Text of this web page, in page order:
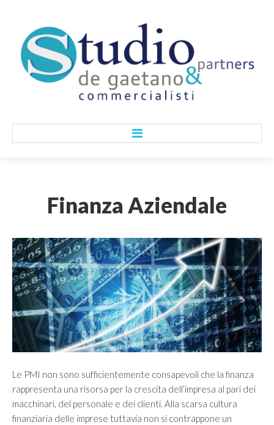
CHI SIAMO
Lo Studio
I Nostri Valori
Vision
Mission
SERVIZI
Controllo di gestione e controllo strategico
Finanza Aziendale
Internazionalizzazione
Finanza Aziendale
Le PMI non sono sufficientemente consapevoli che la finanza
rappresenta una risorsa per la crescita dell’impresa al pari dei
macchinari, del personale e dei clienti. Alla scarsa cultura
finanziaria delle imprese tuttavia non si contrappone un